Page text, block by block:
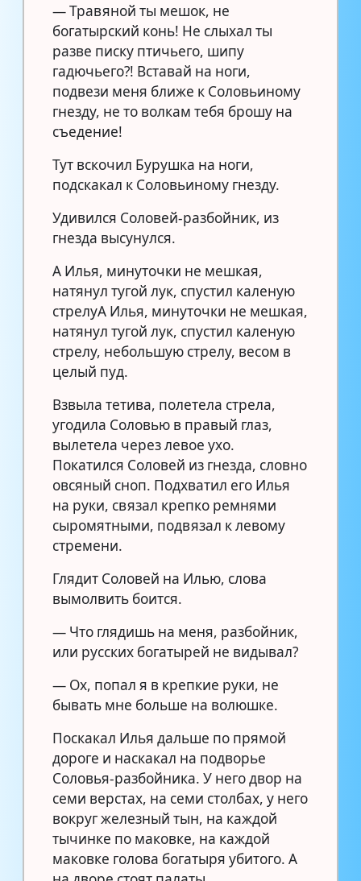
— Травяной ты мешок, не
богатырский конь! Не слыхал ты
разве писку птичьего, шипу
гадючьего?! Вставай на ноги,
подвези меня ближе к Соловьиному
гнезду, не то волкам тебя брошу на
съедение!
Тут вскочил Бурушка на ноги,
подскакал к Соловьиному гнезду.
Удивился Соловей-разбойник, из
гнезда высунулся.
А Илья, минуточки не мешкая,
натянул тугой лук, спустил каленую
стрелуА Илья, минуточки не мешкая,
натянул тугой лук, спустил каленую
стрелу, небольшую стрелу, весом в
целый пуд.
Взвыла тетива, полетела стрела,
угодила Соловью в правый глаз,
вылетела через левое ухо.
Покатился Соловей из гнезда, словно
овсяный сноп. Подхватил его Илья
на руки, связал крепко ремнями
сыромятными, подвязал к левому
стремени.
Глядит Соловей на Илью, слова
вымолвить боится.
— Что глядишь на меня, разбойник,
или русских богатырей не видывал?
— Ох, попал я в крепкие руки, не
бывать мне больше на волюшке.
Поскакал Илья дальше по прямой
дороге и наскакал на подворье
Соловья-разбойника. У него двор на
семи верстах, на семи столбах, у него
вокруг железный тын, на каждой
тычинке по маковке, на каждой
маковке голова богатыря убитого. А